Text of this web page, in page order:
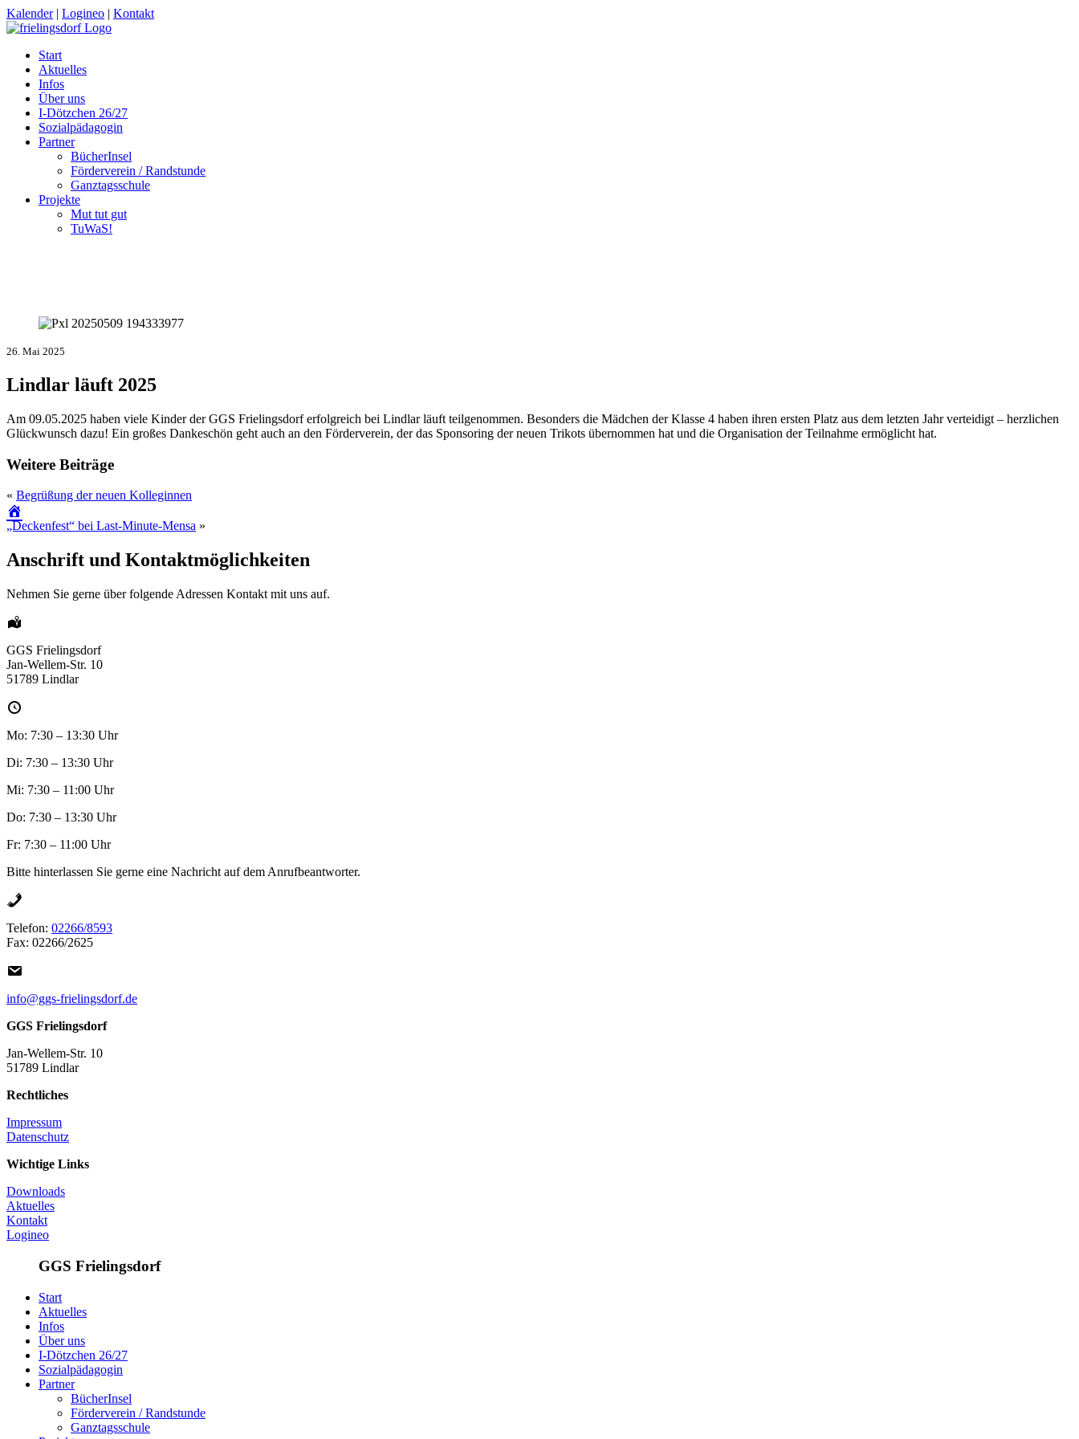
Kalender| Logineo | Kontakt
Start
Aktuelles
Infos
Über uns
I-Dötzchen 26/27
Sozialpädagogin
Partner
BücherInsel
Förderverein / Randstunde
Ganztagsschule
Projekte
Mut tut gut
TuWaS!
26. Mai 2025
Lindlar läuft 2025
Am 09.05.2025 haben viele Kinder der GGS Frielingsdorf erfolgreich bei Lindlar läuft teilgenommen. Besonders die Mädchen der Klasse 4 haben ihren ersten Platz aus dem letzten Jahr verteidigt – herzlichen
Glückwunsch dazu! Ein großes Dankeschön geht auch an den Förderverein, der das Sponsoring der neuen Trikots übernommen hat und die Organisation der Teilnahme ermöglicht hat.
Weitere Beiträge
« Begrüßung der neuen Kolleginnen
„Deckenfest“ bei Last-Minute-Mensa »
Anschrift und Kontaktmöglichkeiten
Nehmen Sie gerne über folgende Adressen Kontakt mit uns auf.
GGS Frielingsdorf
Jan-Wellem-Str. 10
51789 Lindlar
Mo: 7:30 – 13:30 Uhr
Di: 7:30 – 13:30 Uhr
Mi: 7:30 – 11:00 Uhr
Do: 7:30 – 13:30 Uhr
Fr: 7:30 – 11:00 Uhr
Bitte hinterlassen Sie gerne eine Nachricht auf dem Anrufbeantworter.
Telefon: 02266/8593
Fax: 02266/2625
info@ggs-frielingsdorf.de
GGS Frielingsdorf
Jan-Wellem-Str. 10
51789 Lindlar
Rechtliches
Impressum
Datenschutz
Wichtige Links
Downloads
Aktuelles
Kontakt
Logineo
GGS Frielingsdorf
Start
Aktuelles
Infos
Über uns
I-Dötzchen 26/27
Sozialpädagogin
Partner
BücherInsel
Förderverein / Randstunde
Ganztagsschule